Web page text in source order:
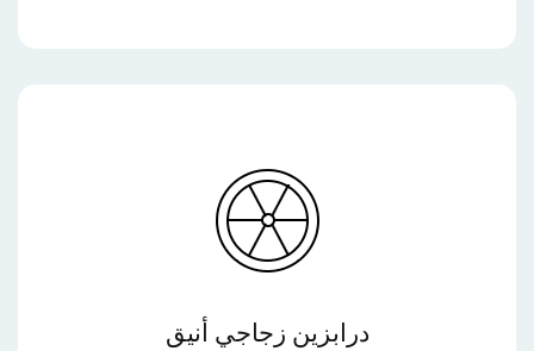
درابزين زجاجي أنيق